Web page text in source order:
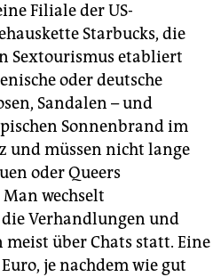
Filiale der US-
Starbucks, die
Sextourismus etabliert
oder deutsche
Sandalen – und
Sonnenbrand im
und müssen nicht lange
oder Queers
wechselt
Verhandlungen und
über Chats statt. Eine
je nachdem wie gut